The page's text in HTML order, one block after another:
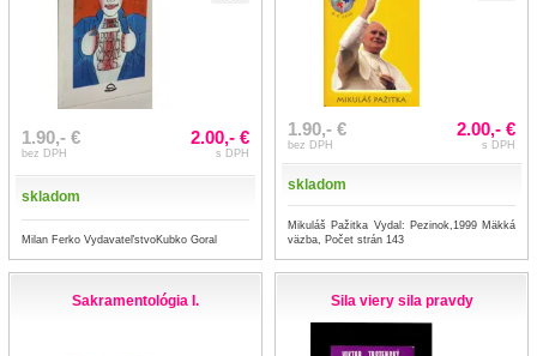
1.90,- €
bez DPH
2.00,- €
s DPH
skladom
Milan Ferko VydavateľstvoKubko Goral
1.90,- €
bez DPH
2.00,- €
s DPH
skladom
Mikuláš Pažitka Vydal: Pezinok,1999 Mäkká
väzba, Počet strán 143
Sakramentológia I. Sila viery sila pravdy